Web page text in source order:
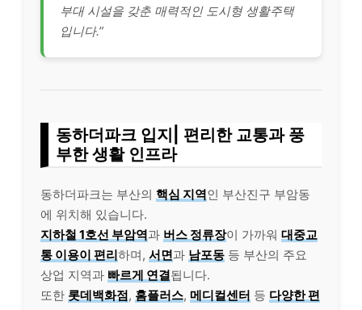
부대 시설을 갖춘 매력적인 도시형 생활주택
입니다.”
동하더파크 입지| 편리한 교통과 풍
부한 생활 인프라
동하더파크는 부산의 핵심 지역인 부산진구 부암동
에 위치해 있습니다.
지하철 1호선 부암역과 버스 정류장이 가까워 대중교
통 이용이 편리하며, 서면과 남포동 등 부산의 주요
상업 지역과 빠르게 연결됩니다.
또한 롯데백화점, 홈플러스, 메디컬센터 등 다양한 편